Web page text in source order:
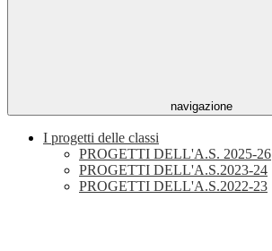
navigazione
I progetti delle classi
PROGETTI DELL'A.S. 2025-26
PROGETTI DELL'A.S.2023-24
PROGETTI DELL'A.S.2022-23